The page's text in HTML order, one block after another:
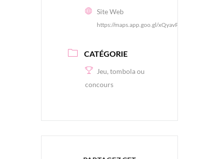
Site Web
https://maps.app.goo.gl/xQyavPuNPhZytYks9
CATÉGORIE
Jeu, tombola ou
concours